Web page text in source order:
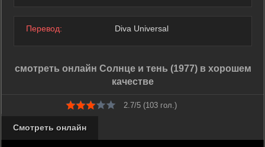
Перевод: Diva Universal
смотреть онлайн Солнце и тень (1977) в хорошем
качестве
2.7/5 (103гол.)
Смотреть онлайн